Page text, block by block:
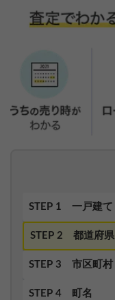
STEP 1 一戸建て
STEP 2 都道府県
STEP 3 市区町村
STEP 4 町名